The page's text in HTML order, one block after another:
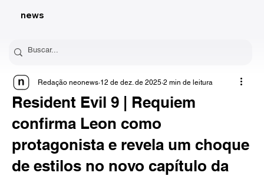
news
Resident Evil 9 | Requiem
confirma Leon como
protagonista e revela um choque
de estilos no novo capítulo da
Redação neonews 12 de dez. de 2025 2 min de leitura